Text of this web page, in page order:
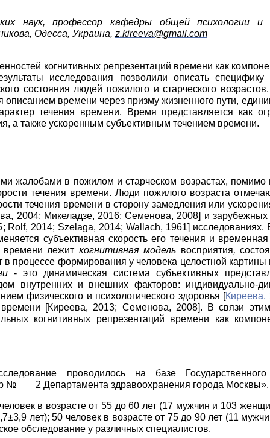
наук, профессор кафедры общей психологии и
Одесса, Украина, z.kireeva@gmail.com
когнитивных репрезентаций времени как
исследования позволили описать
состояния людей пожилого и старческого
описанием времени через призму жизненного пути,
течения времени. Время представляется как
а также ускоренным субъективным течением времени.
жалобами в пожилом и старческом возрастах, помимо
течения времени. Люди пожилого возраста
течения времени в сторону замедления или
2004; Микеладзе, 2016;Семенова, 2008] и
; Rolf, 2014; Szelaga, 2014;Wallach, 1961] исследованиях.
субъективная скорость его течения и
лежит когнитивная модель восприятия,
в процессе формирования у человека целостной
- это динамическая система субъективных
внутренних и внешних факторов: индивидуально-
физического и психологического здоровья [Киреева,
[Киреева, 2013; Семенова, 2008]. В связи
когнитивных репрезентаций времени как
проводилось на базе
№
2 Департамента здравоохранения города Москвы».
в возрасте от 55 до 60 лет (17 мужчин и 103
лет); 50 человек в возрасте от 75 до 90 лет (11
обследование у различных специалистов.